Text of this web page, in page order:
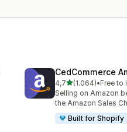
CedCommerce
4,7stelle su 5
(1.064)
1064 recensioni totali
•Free to
Selling on Amazon
the Amazon Sales
Built for Shopify